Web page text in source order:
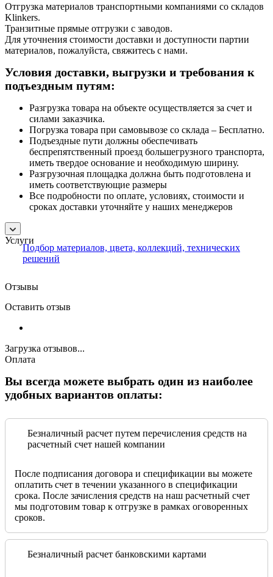
Отгрузка материалов транспортными компаниями со складов
Klinkers.
Транзитные прямые отгрузки с заводов.
Для уточнения стоимости доставки и доступности партии
материалов, пожалуйста, свяжитесь с нами.
Условия доставки, выгрузки и требования к
подъездным путям:
Разгрузка товара на объекте осуществляется за счет и
силами заказчика.
Погрузка товара при самовывозе со склада – Бесплатно.
Подъездные пути должны обеспечивать
беспрепятственный проезд большегрузного транспорта,
иметь твердое основание и необходимую ширину.
Разгрузочная площадка должна быть подготовлена и
иметь соответствующие размеры
Все подробности по оплате, условиях, стоимости и
сроках доставки уточняйте у наших менеджеров
Услуги
Подбор материалов, цвета, коллекций, технических
решений
Отзывы
Оставить отзыв
Загрузка отзывов...
Оплата
Вы всегда можете выбрать один из наиболее
удобных вариантов оплаты:
Безналичный расчет путем перечисления средств на
расчетный счет нашей компании
После подписания договора и спецификации вы можете
оплатить счет в течении указанного в спецификации
срока. После зачисления средств на наш расчетный счет
мы подготовим товар к отгрузке в рамках оговоренных
сроков.
Безналичный расчет банковскими картами